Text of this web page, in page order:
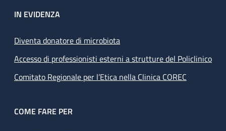
IN EVIDENZA
Diventa donatore di microbiota
Accesso di professionisti esterni a strutture del Policlinico
Comitato Regionale per l’Etica nella Clinica COREC
COME FARE PER